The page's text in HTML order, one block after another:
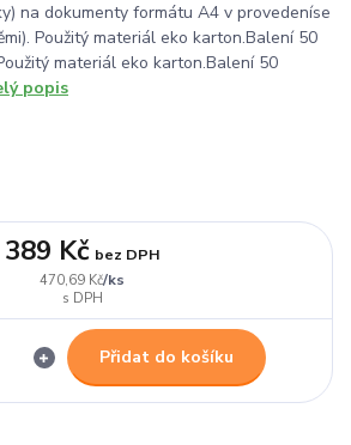
na dokumenty formátu A4 v provedeníse
Použitý materiál eko karton.Balení 50
materiál eko karton.Balení 50
popis
470,69 Kč/ks
389 Kč bez DPH
Přidat do košíku